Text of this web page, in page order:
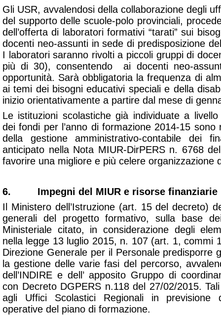
Gli USR, avvalendosi della collaborazione degli
del supporto delle scuole-polo provinciali,
dell’offerta di laboratori formativi “tarati” sui
docenti neo-assunti in sede di predisposizione
I laboratori saranno rivolti a piccoli gruppi di
più di 30), consentendo ai docenti neo-
opportunità. Sarà obbligatoria la frequenza di
ai temi dei bisogni educativi speciali e della
inizio orientativamente a partire dal mese di
Le istituzioni scolastiche già individuate a
dei fondi per l’anno di formazione 2014-15
della gestione amministrativo-contabile dei
anticipato nella Nota MIUR-DirPERS n. 6768
favorire una migliore e più celere organizzazione
6. Impegni del MIUR e risorse finanziarie
Il Ministero dell’Istruzione (art. 15 del decreto)
generali del progetto formativo, sulla base
Ministeriale citato, in considerazione degli
nella legge 13 luglio 2015, n. 107 (art. 1, commi
Direzione Generale per il Personale predisporre
la gestione delle varie fasi del percorso,
dell’INDIRE e dell’ apposito Gruppo di
con Decreto DGPERS n.118 del 27/02/2015.
agli Uffici Scolastici Regionali in previsione
operative del piano di formazione.